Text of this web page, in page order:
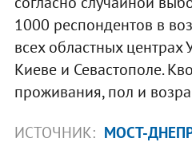
1000 респондентов в
всех областных центрах
Киеве и Севастополе.
проживания, пол и
ИСТОЧНИК: МОСТ-